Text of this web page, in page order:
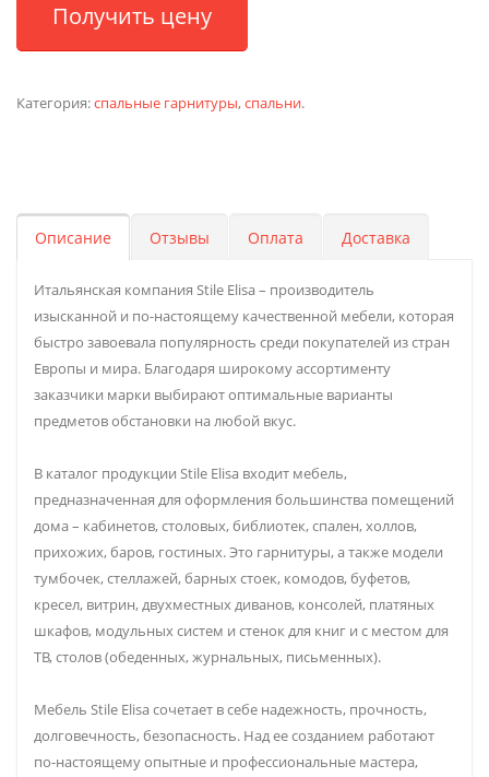
Получить цену
Категория:спальные гарнитуры,спальни.
Описание Отзывы Оплата Доставка
Итальянская компания Stile Elisa – производитель
изысканной и по-настоящему качественной мебели, которая
быстро завоевала популярность среди покупателей из стран
Европы и мира. Благодаря широкому ассортименту
заказчики марки выбирают оптимальные варианты
предметов обстановки на любой вкус.
В каталог продукции Stile Elisa входит мебель,
предназначенная для оформления большинства помещений
дома – кабинетов, столовых, библиотек, спален, холлов,
прихожих, баров, гостиных. Это гарнитуры, а также модели
тумбочек, стеллажей, барных стоек, комодов, буфетов,
кресел, витрин, двухместных диванов, консолей, платяных
шкафов, модульных систем и стенок для книг и с местом для
ТВ, столов (обеденных, журнальных, письменных).
Мебель Stile Elisa сочетает в себе надежность, прочность,
долговечность, безопасность. Над ее созданием работают
по-настоящему опытные и профессиональные мастера,